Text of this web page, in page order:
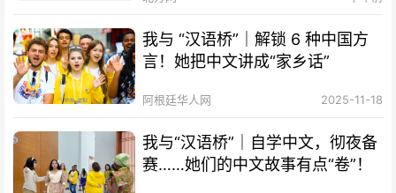
我与 “汉语桥”｜解锁 6 种中国方
言！她把中文讲成“家乡话”
阿根廷华人网 2025-11-18
我与“汉语桥”｜自学中文，彻夜备
赛……她们的中文故事有点“卷”！